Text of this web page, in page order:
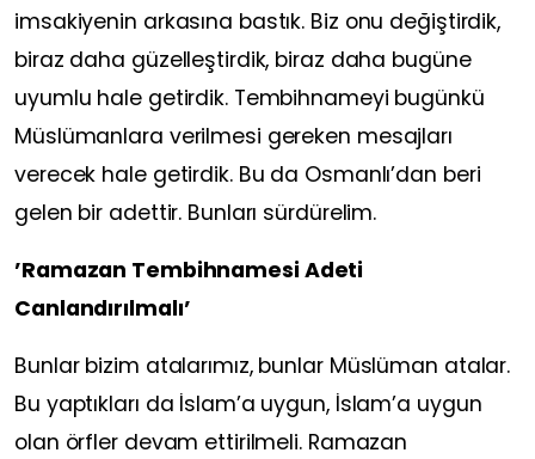
imsakiyenin arkasına bastık. Biz onu değiştirdik,
biraz daha güzelleştirdik, biraz daha bugüne
uyumlu hale getirdik. Tembihnameyi bugünkü
Müslümanlara verilmesi gereken mesajları
verecek hale getirdik. Bu da Osmanlı’dan beri
gelen bir adettir. Bunları sürdürelim.
’Ramazan Tembihnamesi Adeti
Canlandırılmalı’
Bunlar bizim atalarımız, bunlar Müslüman atalar.
Bu yaptıkları da İslam’a uygun, İslam’a uygun
olan örfler devam ettirilmeli. Ramazan